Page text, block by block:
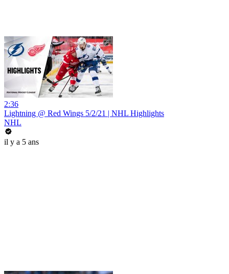
2:36
Lightning @ Red Wings 5/2/21 | NHL Highlights
NHL
il y a 5 ans